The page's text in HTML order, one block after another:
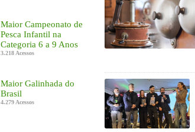
Maior Campeonato de
Pesca Infantil na
Categoria 6 a 9 Anos
3.218 Acessos
Maior Galinhada do
Brasil
4.279 Acessos